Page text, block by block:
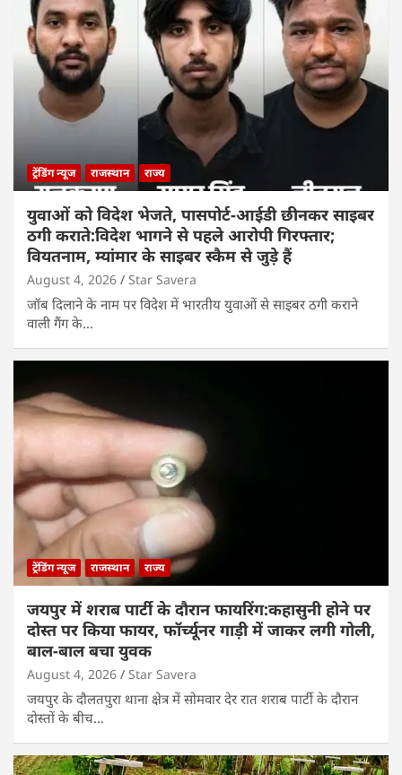
ट्रेंडिंग न्यूज राजस्थान राज्य
युवाओं को विदेश भेजते, पासपोर्ट-आईडी छीनकर साइबर
ठगी कराते:विदेश भागने से पहले आरोपी गिरफ्तार;
वियतनाम, म्यांमार के साइबर स्कैम से जुड़े हैं
August 4, 2026 Star Savera
जॉब दिलाने के नाम पर विदेश में भारतीय युवाओं से साइबर ठगी कराने
वाली गैंग के…
ट्रेंडिंग न्यूज राजस्थान राज्य
जयपुर में शराब पार्टी के दौरान फायरिंग:कहासुनी होने पर
दोस्त पर किया फायर, फॉर्च्यूनर गाड़ी में जाकर लगी गोली,
बाल-बाल बचा युवक
August 4, 2026 Star Savera
जयपुर के दौलतपुरा थाना क्षेत्र में सोमवार देर रात शराब पार्टी के दौरान
दोस्तों के बीच…